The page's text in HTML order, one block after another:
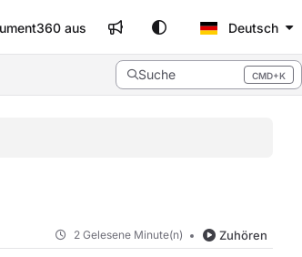
aus Deutsch
Suche CMD+K
Press CMD+K to open search
2 Gelesene Minute(n) Zuhören